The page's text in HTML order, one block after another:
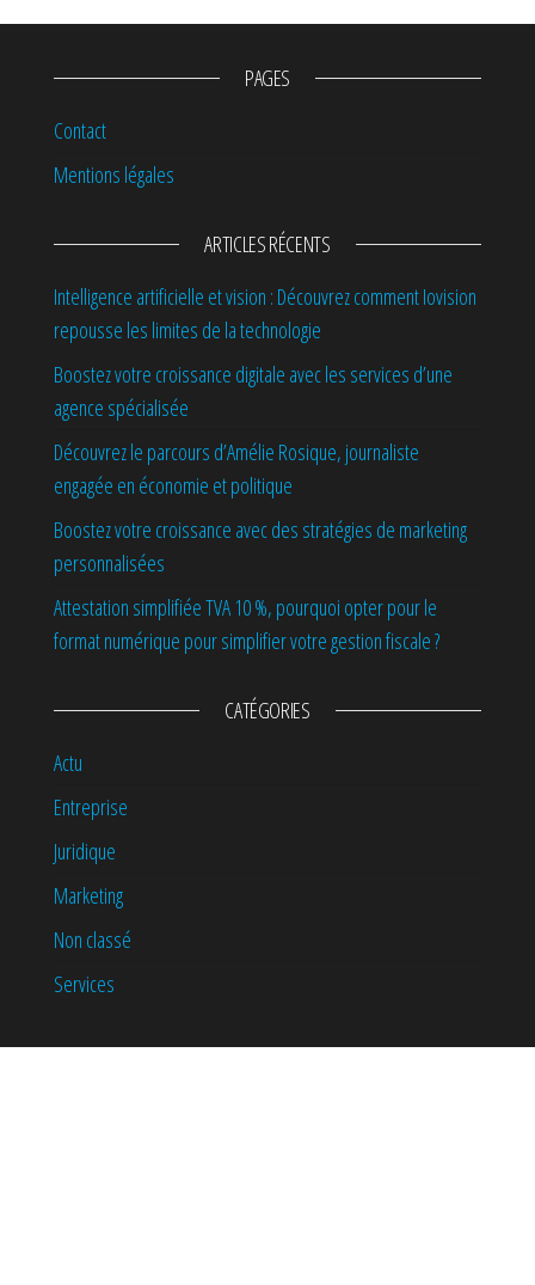
PAGES
Contact
Mentions légales
ARTICLES RÉCENTS
Intelligence artificielle et vision : Découvrez comment Iovision
repousse les limites de la technologie
Boostez votre croissance digitale avec les services d’une
agence spécialisée
Découvrez le parcours d’Amélie Rosique, journaliste
engagée en économie et politique
Boostez votre croissance avec des stratégies de marketing
personnalisées
Attestation simplifiée TVA 10 %, pourquoi opter pour le
format numérique pour simplifier votre gestion fiscale ?
CATÉGORIES
Actu
Entreprise
Juridique
Marketing
Non classé
Services